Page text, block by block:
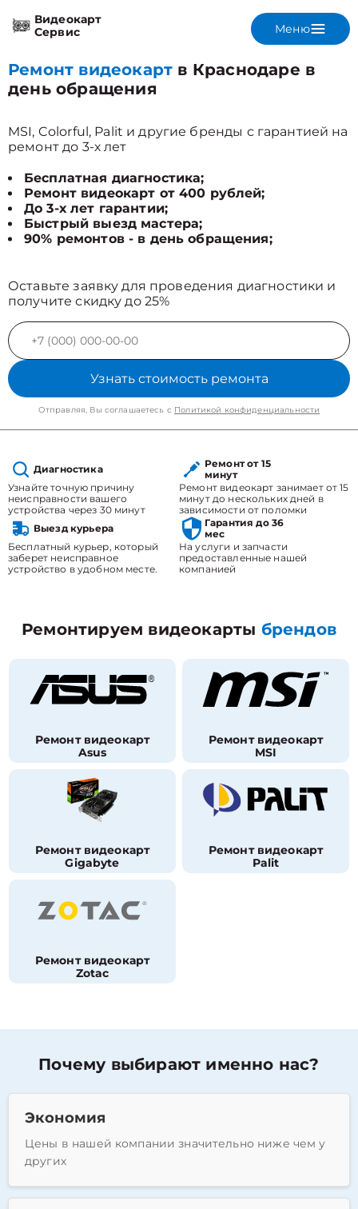
Видеокарт
Сервис
Меню
Ремонт видеокарт в Краснодаре в
день обращения
MSI, Colorful, Palit и другие бренды с гарантией на
ремонт до 3-х лет
Бесплатная диагностика;
Ремонт видеокарт от 400 рублей;
До 3-х лет гарантии;
Быстрый выезд мастера;
90% ремонтов - в день обращения;
Оставьте заявку для проведения диагностики и
получите скидку до 25%
Узнать стоимость ремонта
Отправляя, Вы соглашаетесь с Политикой конфиденциальности
Диагностика
Узнайте точную причину
неисправности вашего
устройства через 30 минут
Ремонт от 15
минут
Ремонт видеокарт занимает от 15
минут до нескольких дней в
зависимости от поломки
Выезд курьера
Бесплатный курьер, который
заберет неисправное
устройство в удобном месте.
Гарантия до 36
мес
На услуги и запчасти
предоставленные нашей
компанией
Ремонтируем видеокарты брендов
Ремонт видеокарт
Asus
Ремонт видеокарт
MSI
Ремонт видеокарт
Gigabyte
Ремонт видеокарт
Palit
Ремонт видеокарт
Zotac
Почему выбирают именно нас?
Экономия
Цены в нашей компании значительно ниже чем у
других